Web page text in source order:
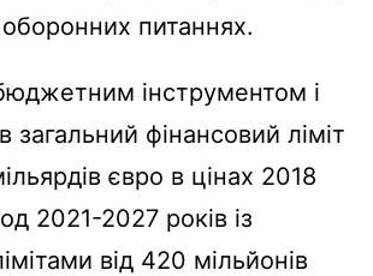
оборонних питаннях.
інструментом і
загальний фінансовий ліміт
євро в цінах 2018
2021-2027 років із
від 420 мільйонів